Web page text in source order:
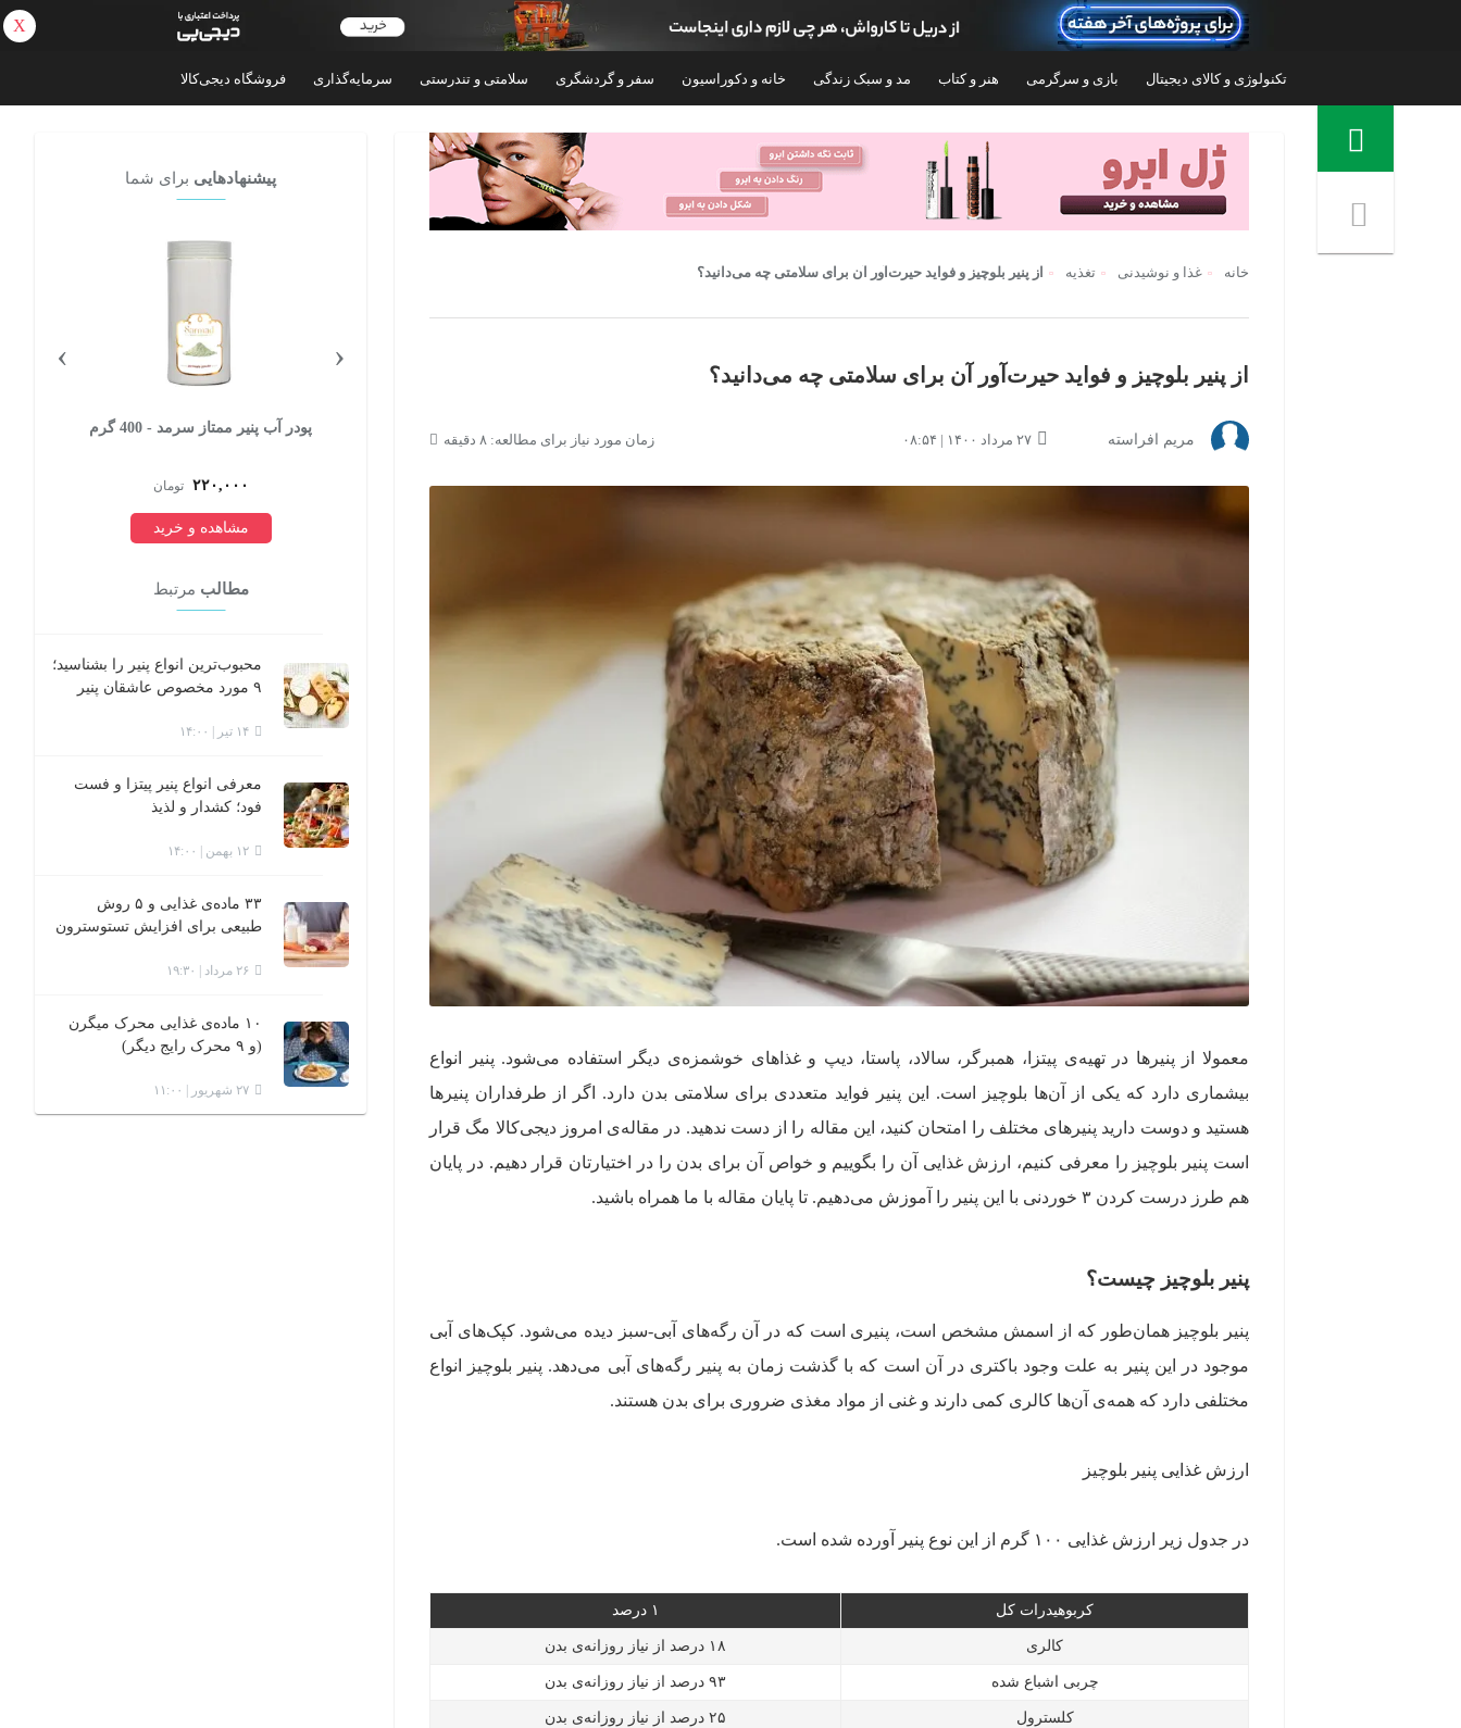
تکنولوژی و کالای دیجیتال بازی و سرگرمی هنر و کتاب مد و سبک زندگی خانه و دکوراسیون سفر و گردشگری سلامتی و تندرستی سرمایه‌گذاری فروشگاه دیجی‌کالا
منوی ناوبری خرده نان
خانه غذا و نوشیدنی تغذیه از پنیر بلوچیز و فواید حیرت‌آور آن برای سلامتی چه می‌دانید؟
از پنیر بلوچیز و فواید حیرت‌آور آن برای سلامتی چه می‌دانید؟
مریم افراسته ۲۷ مرداد ۱۴۰۰ | ۰۸:۵۴ زمان مورد نیاز برای مطالعه: ۸ دقیقه
معمولا از پنیرها در تهیه‌ی پیتزا، همبرگر، سالاد، پاستا، دیپ و غذاهای خوشمزه‌ی دیگر استفاده می‌شود. پنیر انواع
بیشماری دارد که یکی از آن‌ها بلوچیز است. این پنیر فواید متعددی برای سلامتی بدن دارد. اگر از طرفداران پنیرها
هستید و دوست دارید پنیرهای مختلف را امتحان کنید، این مقاله را از دست ندهید. در مقاله‌ی امروز دیجی‌کالا مگ قرار
است پنیر بلوچیز را معرفی کنیم، ارزش غذایی آن را بگوییم و خواص آن برای بدن را در اختیارتان قرار دهیم. در پایان
هم طرز درست کردن ۳ خوردنی با این پنیر را آموزش می‌دهیم. تا پایان مقاله با ما همراه باشید.
پنیر بلوچیز چیست؟
پنیر بلوچیز همان‌طور که از اسمش مشخص است، پنیری است که در آن رگه‌های آبی-سبز دیده می‌شود. کپک‌های آبی
موجود در این پنیر به علت وجود باکتری در آن است که با گذشت زمان به پنیر رگه‌های آبی می‌دهد. پنیر بلوچیز انواع
مختلفی دارد که همه‌ی آن‌ها کالری کمی دارند و غنی از مواد مغذی ضروری برای بدن هستند.
ارزش غذایی پنیر بلوچیز
در جدول زیر ارزش غذایی ۱۰۰ گرم از این نوع پنیر آورده شده است.
کربوهیدرات کل ۱ درصد
کالری ۱۸ درصد از نیاز روزانه‌ی بدن
چربی اشباع شده ۹۳ درصد از نیاز روزانه‌ی بدن
کلسترول ۲۵ درصد از نیاز روزانه‌ی بدن
پیشنهادهایی برای شما
شیر خشک بزرگسال بدون چربی ممتاز حس
خوب - 500 گرم
۴۴۹,۸۶۰ تومان ۲۸۳,۸۰۰ تومان ۸۵۶,۴۰۰ تومان
پودر آب پنیر ممتاز سرمد - 400 گرم
۲۲۰,۰۰۰ تومان
مشاهده و خرید
‹
›
مطالب مرتبط
محبوب‌ترین انواع پنیر را بشناسید؛
۹ مورد مخصوص عاشقان پنیر
۱۴ تیر | ۱۴:۰۰
معرفی انواع پنیر پیتزا و فست
فود؛ کشدار و لذیذ
۱۲ بهمن | ۱۴:۰۰
۳۳ ماده‌ی غذایی و ۵ روش
طبیعی برای افزایش تستوسترون
۲۶ مرداد | ۱۹:۳۰
۱۰ ماده‌ی غذایی محرک میگرن
(و ۹ محرک رایج دیگر)
۲۷ شهریور | ۱۱:۰۰
X